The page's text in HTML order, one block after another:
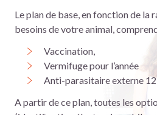
Le plan de base, en fonction de la
besoins de votre animal,
Vaccination,
Vermifuge pour l’année
Anti-parasitaire externe
A partir de ce plan, toutes les